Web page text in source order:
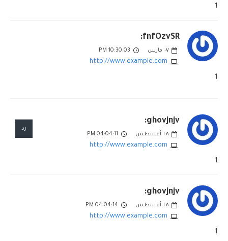
1
fnfOzvSR:
٠٧ مارس 10:30:03 PM
http://www.example.com
1
ghovjnjv:
٢٨ أغسطس 04:04:11 PM
http://www.example.com
رد
1
ghovjnjv:
٢٨ أغسطس 04:04:14 PM
http://www.example.com
1